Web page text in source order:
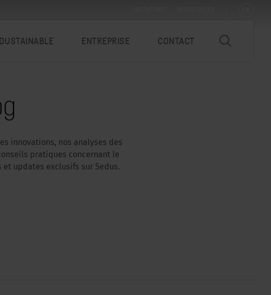
ENTREPRISE CONTACT
innovations, nos analyses des
pratiques concernant le
updates exclusifs sur Sedus.